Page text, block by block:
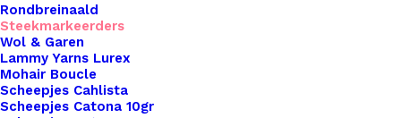
Rondbreinaald
Steekmarkeerders
Wol & Garen
Lammy Yarns Lurex
Mohair Boucle
Scheepjes Cahlista
Scheepjes Catona 10gr
betrouwbaarheid van onze producten. Ontdek de
handgemaakte magie van De Haakfabriek en voeg
een persoonlijk accent toe aan je handwerk met
onze steekmarkeerders.